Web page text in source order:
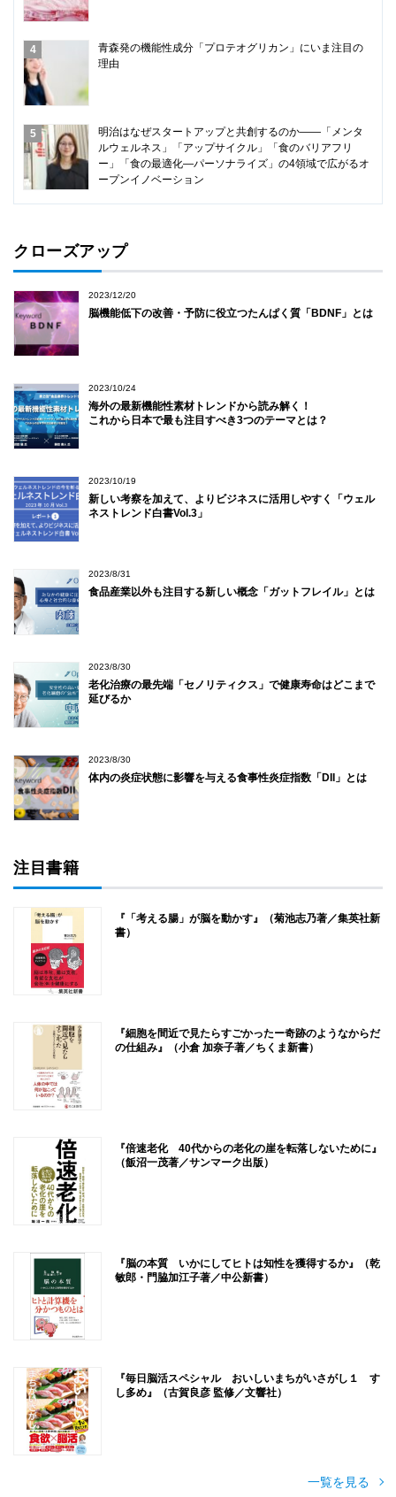
青森発の機能性成分「プロテオグリカン」にいま注目の
理由
明治はなぜスタートアップと共創するのか――「メンタ
ルウェルネス」「アップサイクル」「食のバリアフリ
ー」「食の最適化―パーソナライズ」の4領域で広がるオ
ープンイノベーション
クローズアップ
2023/12/20
脳機能低下の改善・予防に役立つたんぱく質「BDNF」とは
2023/10/24
海外の最新機能性素材トレンドから読み解く！
これから日本で最も注目すべき3つのテーマとは？
2023/10/19
新しい考察を加えて、よりビジネスに活用しやすく「ウェル
ネストレンド白書Vol.3」
2023/8/31
食品産業以外も注目する新しい概念「ガットフレイル」とは
2023/8/30
老化治療の最先端「セノリティクス」で健康寿命はどこまで
延びるか
2023/8/30
体内の炎症状態に影響を与える食事性炎症指数「DII」とは
注目書籍
『「考える腸」が脳を動かす』（菊池志乃著／集英社新
書）
『細胞を間近で見たらすごかったー奇跡のようなからだ
の仕組み』（小倉 加奈子著／ちくま新書）
『倍速老化 40代からの老化の崖を転落しないために』
（飯沼一茂著／サンマーク出版）
『脳の本質 いかにしてヒトは知性を獲得するか』（乾
敏郎・門脇加江子著／中公新書）
『毎日脳活スペシャル おいしいまちがいさがし１ す
し多め』（古賀良彦 監修／文響社）
一覧を見る